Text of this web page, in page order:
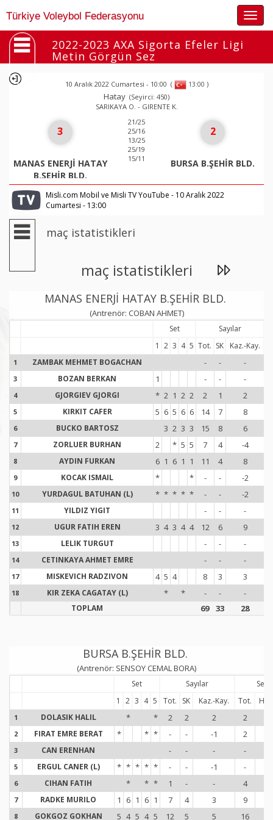
Türkiye Voleybol Federasyonu
2022-2023 AXA Sigorta Efeler Ligi
Metin Görgün Sez
10 Aralık 2022 Cumartesi - 10:00 ( 13:00 )
Hatay (Seyirci: 450)
SARIKAYA O. - GIRENTE K.
3
MANAS ENERJİ HATAY
B.ŞEHİR BLD.
21/25
25/16
13/25
25/19
15/11
2
BURSA B.ŞEHİR BLD.
Misli.com Mobil ve Misli TV YouTube - 10 Aralık 2022
Cumartesi - 13:00
maç istatistikleri
maç istatistikleri
MANAS ENERJİ HATAY B.ŞEHİR BLD.
(Antrenör: COBAN AHMET)
Set
Sayılar
1 2 3 4 5 Tot. SK Kaz.-Kay.
1 ZAMBAK MEHMET BOGACHAN - - -
3 BOZAN BERKAN 1 - - -
4 GJORGIEV GJORGI * 2 1 2 2 2 1 2
5 KIRKIT CAFER 5 6 5 6 6 14 7 8
6 BUCKO BARTOSZ 3 2 3 3 15 8 6
7 ZORLUER BURHAN 2 * 5 5 7 4 -4
8 AYDIN FURKAN 6 1 6 1 1 11 4 8
9 KOCAK ISMAIL * * - - -2
10 YURDAGUL BATUHAN (L) * * * * * - - -2
11 YILDIZ YIGIT - - -
12 UGUR FATIH EREN 3 4 3 4 4 12 6 9
13 LELIK TURGUT - - -
14 CETINKAYA AHMET EMRE - - -
17 MISKEVICH RADZIVON 4 5 4 8 3 3
18 KIR ZEKA CAGATAY (L) * * - - -
TOPLAM 69 33 28
BURSA B.ŞEHİR BLD.
(Antrenör: SENSOY CEMAL BORA)
Set Sayılar
1
2 3 4 5 Tot. SK Kaz.-Kay. Tot.
1 DOLASIK HALIL * * 2 2 2 2
2 FIRAT EMRE BERAT * * * - - -1 2
3 CAN ERENHAN - - - -
5 ERGUL CANER (L) * * * * * - - -1 -
6 CIHAN FATIH * * * 1 - - 4
7 RADKE MURILO 1 6 1 6 1 7 4 3 9
8 GOKGOZ GOKHAN 5 4 5 4 5 12 5 5 16